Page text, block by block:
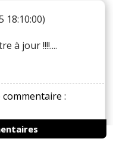
18:10:00)
à jour !!!!....
:
DU SITE